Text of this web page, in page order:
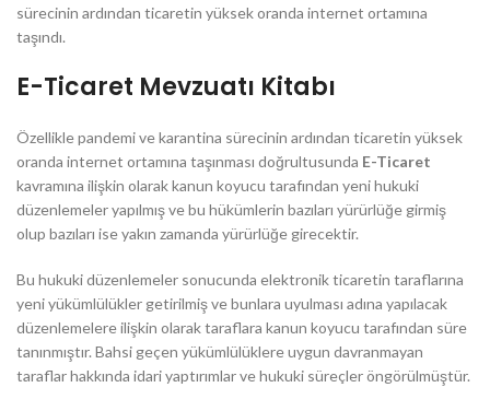
sürecinin ardından ticaretin yüksek oranda internet ortamına
taşındı.
E-Ticaret Mevzuatı Kitabı
Özellikle pandemi ve karantina sürecinin ardından ticaretin yüksek
oranda internet ortamına taşınması doğrultusunda E-Ticaret
kavramına ilişkin olarak kanun koyucu tarafından yeni hukuki
düzenlemeler yapılmış ve bu hükümlerin bazıları yürürlüğe girmiş
olup bazıları ise yakın zamanda yürürlüğe girecektir.
Bu hukuki düzenlemeler sonucunda elektronik ticaretin taraflarına
yeni yükümlülükler getirilmiş ve bunlara uyulması adına yapılacak
düzenlemelere ilişkin olarak taraflara kanun koyucu tarafından süre
tanınmıştır. Bahsi geçen yükümlülüklere uygun davranmayan
taraflar hakkında idari yaptırımlar ve hukuki süreçler öngörülmüştür.